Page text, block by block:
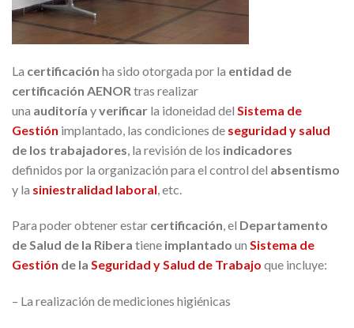
La certificación ha sido otorgada por la entidad de
certificación AENOR tras realizar
una auditoría yverificar la idoneidad del Sistema de
Gestión implantado, las condiciones de seguridad y salud
de los trabajadores , la revisión de los indicadores
definidos por la organización para el control del absentismo
y la siniestralidad laboral , etc.
Para poder obtener estar certificación, el Departamento
de Salud de la Ribera tiene implantado un Sistema de
Gestión de la Seguridad y Salud de Trabajo que incluye:
– La realización de mediciones higiénicas